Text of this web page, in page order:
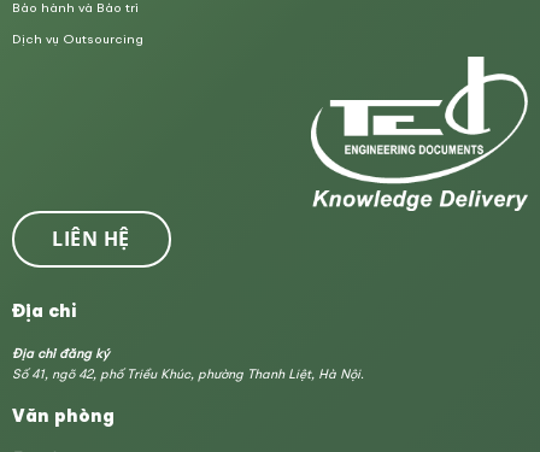
Bảo hành và Bảo trì
Dịch vụ Outsourcing
LIÊN HỆ
Địa chỉ
Địa chỉ đăng ký
Số 41, ngõ 42, phố Triều Khúc, phường Thanh Liệt, Hà Nội.
Văn phòng